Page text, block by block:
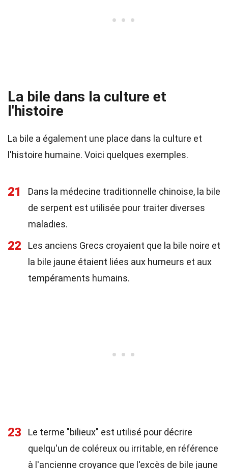
La bile dans la culture et
l'histoire
La bile a également une place dans la culture et
l'histoire humaine. Voici quelques exemples.
21
Dans la médecine traditionnelle chinoise, la bile
de serpent est utilisée pour traiter diverses
maladies.
22
Les anciens Grecs croyaient que la bile noire et
la bile jaune étaient liées aux humeurs et aux
tempéraments humains.
23
Le terme "bilieux" est utilisé pour décrire
quelqu'un de coléreux ou irritable, en référence
à l'ancienne croyance que l'excès de bile jaune